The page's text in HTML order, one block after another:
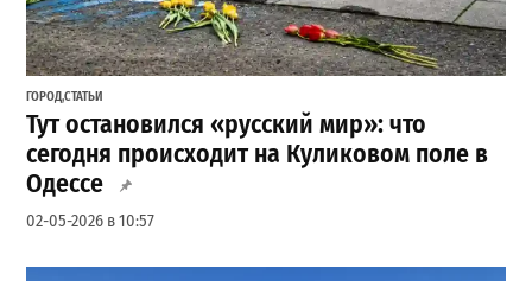
ГОРОД,СТАТЬИ
Тут остановился «русский мир»: что
сегодня происходит на Куликовом поле в
Одессе
02-05-2026 в 10:57